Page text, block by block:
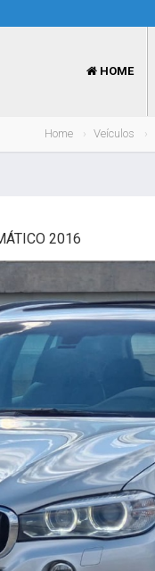
HOME
Home Veículos
2016